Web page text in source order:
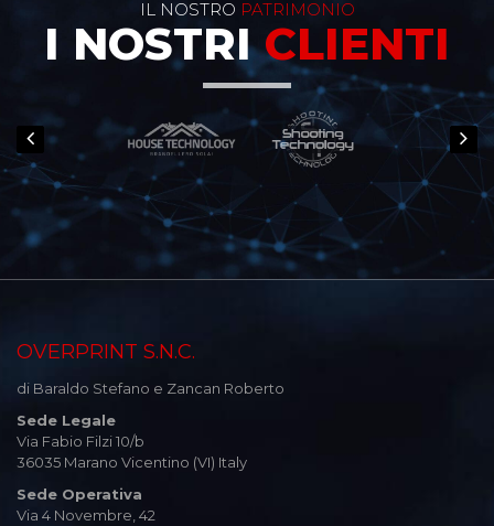
IL NOSTRO PATRIMONIO
I NOSTRICLIENTI
OVERPRINT S.N.C.
di Baraldo Stefano e Zancan Roberto
Sede Legale
Via Fabio Filzi 10/b
36035 Marano Vicentino (VI) Italy
Sede Operativa
Via 4 Novembre, 42